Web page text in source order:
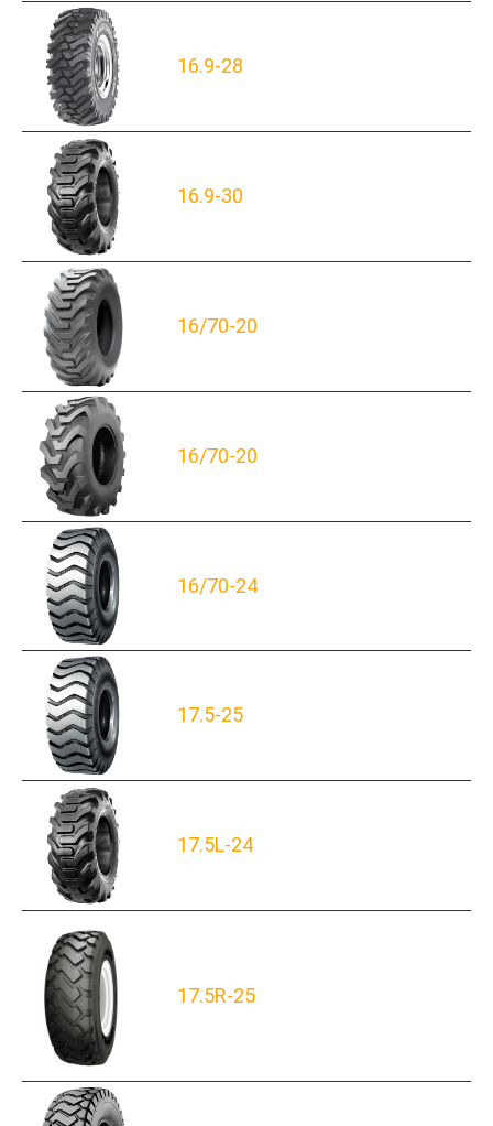
16.9-28
16.9-30
16/70-20
16/70-20
16/70-24
17.5-25
17.5L-24
17.5R-25